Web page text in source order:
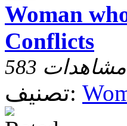
Woman
Conflicts
583 مشاهدات
تصنيف: